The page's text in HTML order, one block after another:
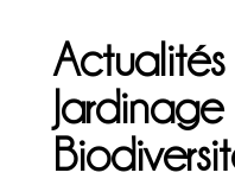
Actualités